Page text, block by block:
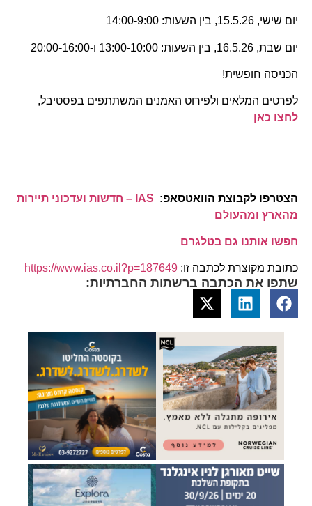
יום שישי, 15.5.26, בין השעות: 14:00-9:00
יום שבת, 16.5.26, בין השעות: 13:00-10:00 ו-20:00-16:00
הכניסה חופשית!
לפרטים המלאים ולפירוט האמנים המשתתפים בפסטיבל,
לחצו כאן
הצטרפו לקבוצת הוואטסאפ:
IAS – חדשות ועדכוני תיירות
מהארץ ומהעולם
חפשו אותנו גם בטלגרם
כתובת מקוצרת לכתבה זו: https://www.ias.co.il?p=187649
שתפו את הכתבה ברשתות החברתיות: